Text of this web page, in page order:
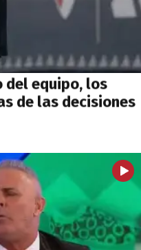
del equipo, los
de las decisiones